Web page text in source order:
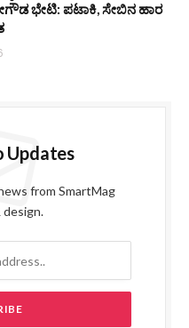
ಭೇಟಿ: ಪಟಾಕಿ, ಸೇಬಿನ ಹಾರ
Updates
from SmartMag